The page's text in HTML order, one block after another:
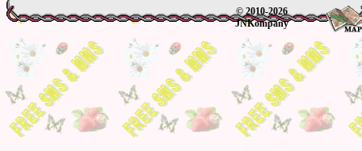
© 2010-2026
JNKompany